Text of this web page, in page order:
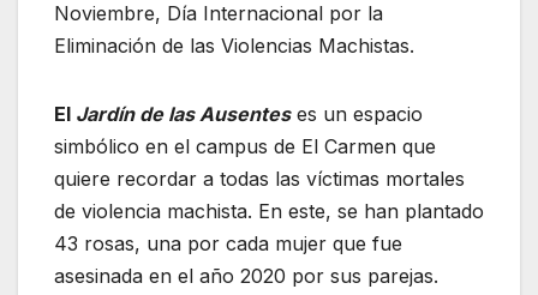
Noviembre, Día Internacional por la
Eliminación de las Violencias Machistas.
El Jardín de las Ausenteses un espacio
simbólico en el campus de El Carmen que
quiere recordar a todas las víctimas mortales
de violencia machista. En este, se han plantado
43 rosas, una por cada mujer que fue
asesinada en el año 2020 por sus parejas.